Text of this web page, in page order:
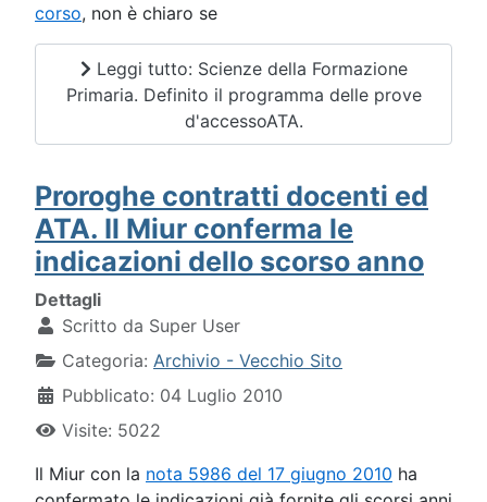
corso, non è chiaro se
Leggi tutto: Scienze della Formazione
Primaria. Definito il programma delle prove
d'accessoATA.
Proroghe contratti docenti ed
ATA. Il Miur conferma le
indicazioni dello scorso anno
Dettagli
Scritto da Super User
Categoria: Archivio - Vecchio Sito
Pubblicato: 04 Luglio 2010
Visite: 5022
Il Miur con la nota 5986 del 17 giugno 2010 ha